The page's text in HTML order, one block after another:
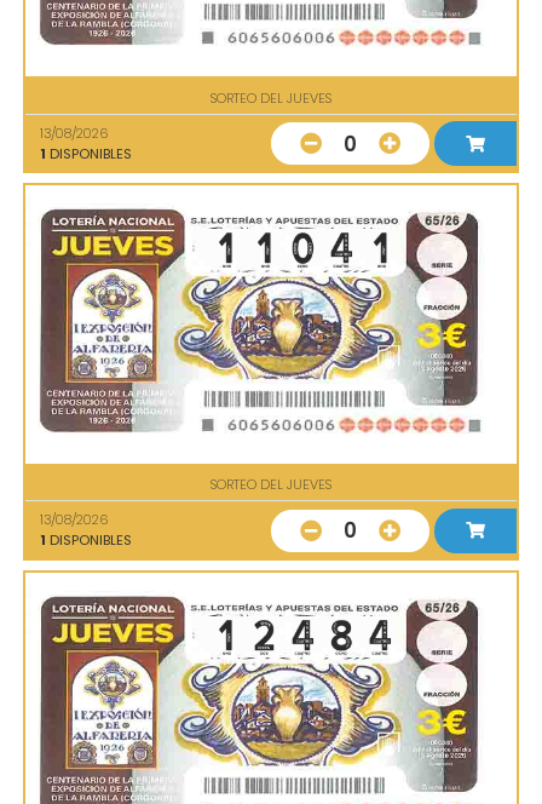
SORTEO DEL JUEVES
13/08/2026
1 DISPONIBLES 0
SORTEO DEL JUEVES
13/08/2026
1 DISPONIBLES 0